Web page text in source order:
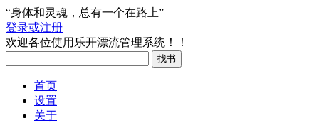
“身体和灵魂，总有一个在路上”
登录或注册
欢迎各位使用乐开漂流管理系统！！
首页
设置
关于